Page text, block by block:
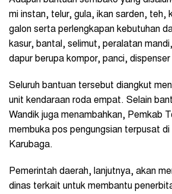
mi instan, telur, gula, ikan sarden, teh,
galon serta perlengkapan kebutuhan
kasur, bantal, selimut, peralatan
dapur berupa kompor, panci,
Seluruh bantuan tersebut diangkut
unit kendaraan roda empat. Selain
Wandik juga menambahkan, Pemkab
membuka pos pengungsian terpusat
Karubaga.
Pemerintah daerah, lanjutnya, akan
dinas terkait untuk membantu